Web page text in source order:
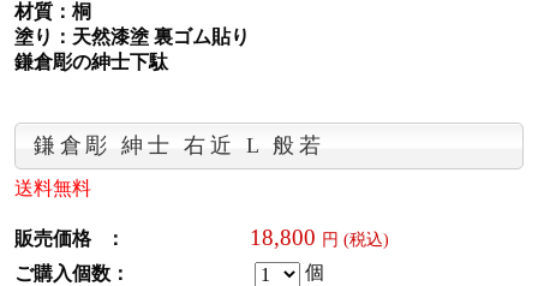
材質：桐
塗り：天然漆塗 裏ゴム貼り
鎌倉彫の紳士下駄
鎌倉彫 紳士 右近 L 般若
送料無料
販売価格 ： 18,800 円 (税込)
ご購入個数：
個